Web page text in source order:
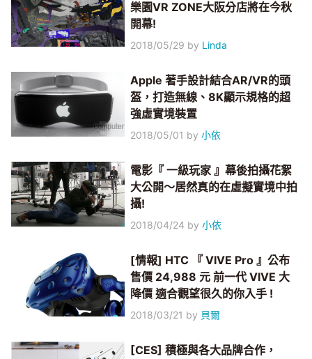
樂園VR ZONE大阪分店將在今秋
開幕!
2018/05/29 by Linda
Apple 著手設計結合AR/VR的頭
盔，打造無線、8K顯示規格的超
強虛實境裝置
2018/05/01 by小依
電影『 一級玩家 』幕後拍攝花絮
大公開～居然真的在虛擬實境中拍
攝!
2018/04/24 by小依
[情報] HTC 『 VIVE Pro 』公布
售價 24,988 元 前一代 VIVE 大
降價 適合觀望很久的你入手 !
2018/03/21 by 貝爾
[CES] 積極與各大品牌合作，